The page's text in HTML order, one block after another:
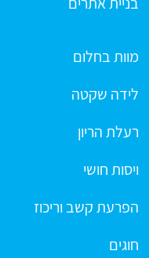
מוות בחלום
לידה שקטה
רעלת הריון
ויסות חושי
הפרעת קשב וריכוז
חוגים